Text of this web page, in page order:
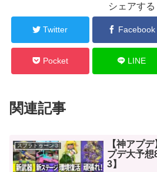
シェアする
Twitter Facebook
Pocket LINE
関連記事
スプラトゥーン３
【神アプ
プデ大予
3】